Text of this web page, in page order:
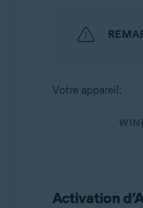
Votre appareil:
Activation